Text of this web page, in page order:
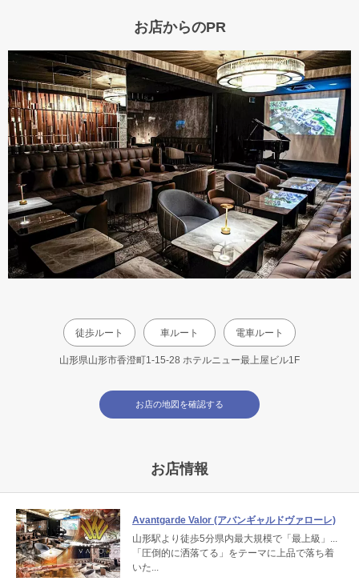
お店からのPR
徒歩ルート 車ルート 電車ルート
山形県山形市香澄町1-15-28 ホテルニュー最上屋ビル1F
お店の地図を確認する
お店情報
Avantgarde Valor (アバンギャルドヴァローレ)
山形駅より徒歩5分県内最大規模で「最上級」...
「圧倒的に洒落てる」をテーマに上品で落ち着
いた...